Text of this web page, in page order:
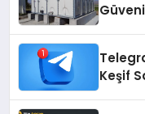
Keşif